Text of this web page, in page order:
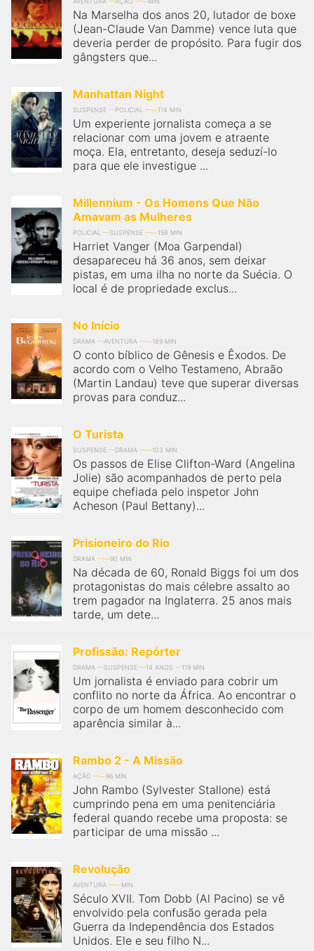
Na Marselha dos anos 20, lutador de boxe
(Jean-Claude Van Damme) vence luta que
deveria perder de propósito. Para fugir dos
gângsters que...
Manhattan Night
SUSPENSE POLICIAL 114 MIN
Um experiente jornalista começa a se
relacionar com uma jovem e atraente
moça. Ela, entretanto, deseja seduzí-lo
para que ele investigue ...
Millennium - Os Homens Que Não
Amavam as Mulheres
POLICIAL SUSPENSE 158 MIN
Harriet Vanger (Moa Garpendal)
desapareceu há 36 anos, sem deixar
pistas, em uma ilha no norte da Suécia. O
local é de propriedade exclus...
No Início
DRAMA AVENTURA 189 MIN
O conto bíblico de Gênesis e Êxodos. De
acordo com o Velho Testameno, Abraão
(Martin Landau) teve que superar diversas
provas para conduz...
O Turista
SUSPENSE DRAMA 103 MIN
Os passos de Elise Clifton-Ward (Angelina
Jolie) são acompanhados de perto pela
equipe chefiada pelo inspetor John
Acheson (Paul Bettany)...
Prisioneiro do Rio
DRAMA 90 MIN
Na década de 60, Ronald Biggs foi um dos
protagonistas do mais célebre assalto ao
trem pagador na Inglaterra. 25 anos mais
tarde, um dete...
Profissão: Repórter
DRAMA SUSPENSE 14 ANOS 119 MIN
Um jornalista é enviado para cobrir um
conflito no norte da África. Ao encontrar o
corpo de um homem desconhecido com
aparência similar à...
Rambo 2 - A Missão
AÇÃO 96 MIN
John Rambo (Sylvester Stallone) está
cumprindo pena em uma penitenciária
federal quando recebe uma proposta: se
participar de uma missão ...
Revolução
AVENTURA MIN
Século XVII. Tom Dobb (Al Pacino) se vê
envolvido pela confusão gerada pela
Guerra da Independência dos Estados
Unidos. Ele e seu filho N...